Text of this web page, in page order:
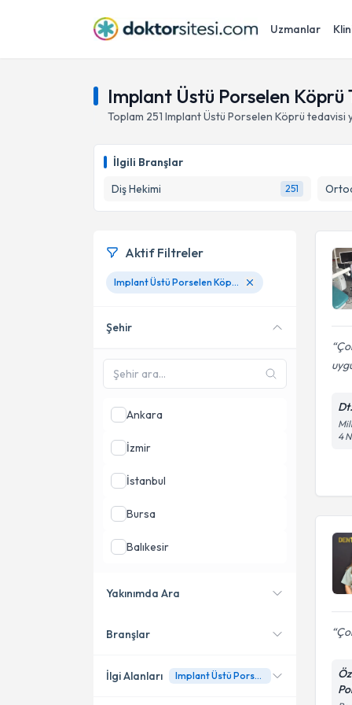
Uzmanlar
Implant Üstü Porselen Köprü
Toplam 251 Implant Üstü Porselen Köprü tedavisi
İlgili Branşlar
Diş Hekimi
251
4
Aktif Filtreler
Implant Üstü Porselen Köprü
Şehir
Ankara
İzmir
İstanbul
Bursa
Balıkesir
Yakınımda Ara
Konumuma yakın uzmanları
Branşlar
İlgi Alanları Implant Üstü Porselen Köprü